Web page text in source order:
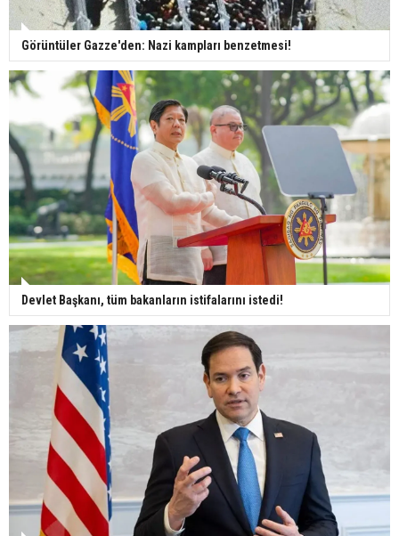
Görüntüler Gazze'den: Nazi kampları benzetmesi!
Devlet Başkanı, tüm bakanların istifalarını istedi!